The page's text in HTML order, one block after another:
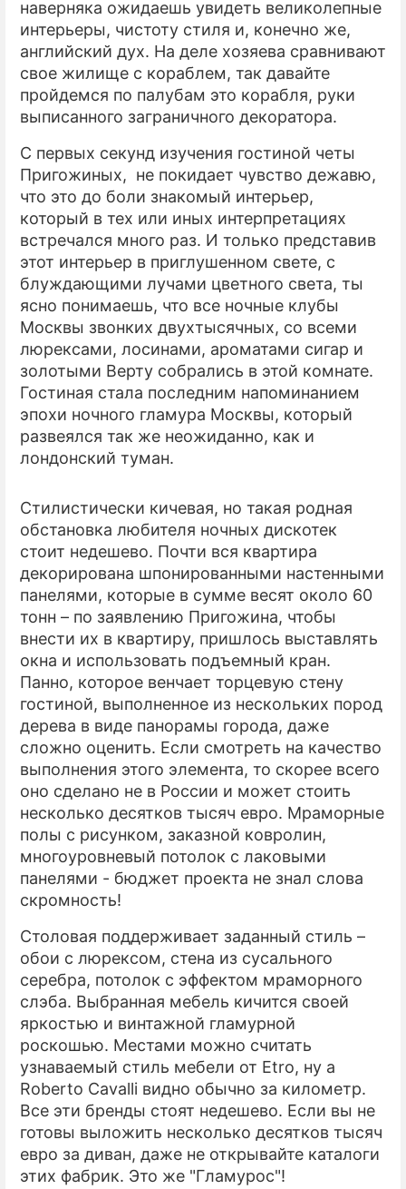
наверняка ожидаешь увидеть великолепные
интерьеры, чистоту стиля и, конечно же,
английский дух. На деле хозяева сравнивают
свое жилище с кораблем, так давайте
пройдемся по палубам это корабля, руки
выписанного заграничного декоратора.
С первых секунд изучения гостиной четы
Пригожиных, не покидает чувство дежавю,
что это до боли знакомый интерьер,
который в тех или иных интерпретациях
встречался много раз. И только представив
этот интерьер в приглушенном свете, с
блуждающими лучами цветного света, ты
ясно понимаешь, что все ночные клубы
Москвы звонких двухтысячных, со всеми
люрексами, лосинами, ароматами сигар и
золотыми Верту собрались в этой комнате.
Гостиная стала последним напоминанием
эпохи ночного гламура Москвы, который
развеялся так же неожиданно, как и
лондонский туман.
Стилистически кичевая, но такая родная
обстановка любителя ночных дискотек
стоит недешево. Почти вся квартира
декорирована шпонированными настенными
панелями, которые в сумме весят около 60
тонн – по заявлению Пригожина, чтобы
внести их в квартиру, пришлось выставлять
окна и использовать подъемный кран.
Панно, которое венчает торцевую стену
гостиной, выполненное из нескольких пород
дерева в виде панорамы города, даже
сложно оценить. Если смотреть на качество
выполнения этого элемента, то скорее всего
оно сделано не в России и может стоить
несколько десятков тысяч евро. Мраморные
полы с рисунком, заказной ковролин,
многоуровневый потолок с лаковыми
панелями - бюджет проекта не знал слова
скромность!
Столовая поддерживает заданный стиль –
обои с люрексом, стена из сусального
серебра, потолок с эффектом мраморного
слэба. Выбранная мебель кичится своей
яркостью и винтажной гламурной
роскошью. Местами можно считать
узнаваемый стиль мебели от Etro, ну а
Roberto Cavalli видно обычно за километр.
Все эти бренды стоят недешево. Если вы не
готовы выложить несколько десятков тысяч
евро за диван, даже не открывайте каталоги
этих фабрик. Это же "Гламурос"!